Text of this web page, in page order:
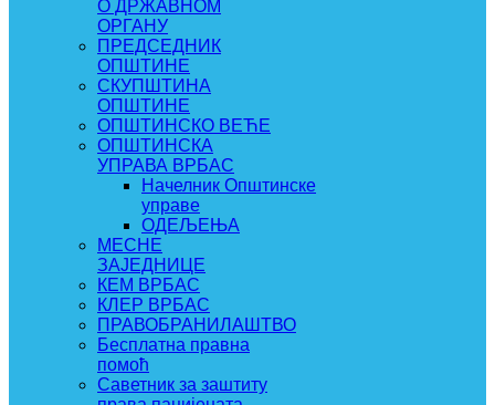
О ДРЖАВНОМ
ОРГАНУ
ПРЕДСЕДНИК
ОПШТИНЕ
СКУПШТИНА
ОПШТИНЕ
ОПШТИНСКО ВЕЋЕ
ОПШТИНСКА
УПРАВА ВРБАС
Начелник Општинске
управе
ОДЕЉЕЊА
МЕСНЕ
ЗАЈЕДНИЦЕ
КЕМ ВРБАС
КЛЕР ВРБАС
ПРАВОБРАНИЛАШТВО
Бесплатна правна
помоћ
Саветник за заштиту